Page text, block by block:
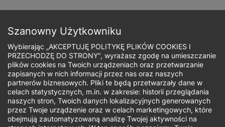
treści
Ścieżka
nawigacyjna
Aktualności
Szanowny Użytkowniku
Wybierając „AKCEPTUJĘ POLITYKĘ PLIKÓW COOKIES I
PRZECHODZĘ DO STRONY", wyrażasz zgodę na umieszczanie
plików cookies na Twoich urządzeniach oraz przetwarzanie
zapisanych w nich informacji przez nas oraz naszych
partnerów biznesowych. Pliki te będą przetwarzały dane w
celach statystycznych, m.in. w zakresie: historii przeglądania
naszych stron, Twoich danych lokalizacyjnych generowanych
przez Twoje urządzenie oraz w celach marketingowych, które
obejmują zautomatyzowaną analizę Twojej aktywności na